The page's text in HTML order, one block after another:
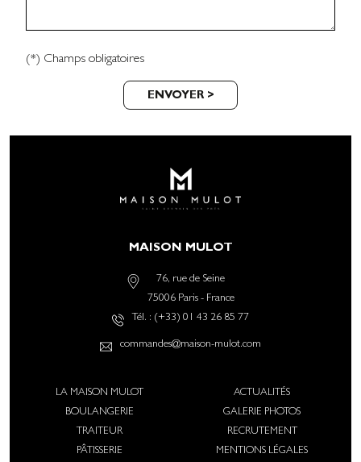
(*) Champs obligatoires
MAISON MULOT
76, rue de Seine
75006 Paris- France
Tél. : (+33) 01 43 26 85 77
commandes@maison-mulot.com
LA MAISON MULOT
BOULANGERIE
TRAITEUR
PÂTISSERIE
ACTUALITÉS
GALERIE PHOTOS
RECRUTEMENT
MENTIONS LÉGALES